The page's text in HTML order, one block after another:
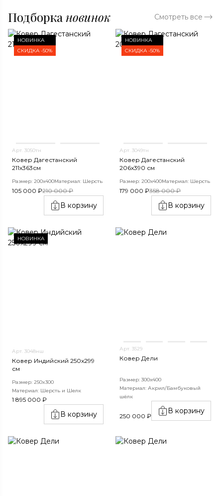
Подборка новинок Смотреть все
НОВИНКА
СКИДКА -50%
Арт. 3050тн
Ковер Дагестанский
211x363см
Размер: 200х400Материал: Шерсть
105 000 ₽210 000 ₽
В корзину
НОВИНКА
СКИДКА -50%
Арт. 3049тн
Ковер Дагестанский
206x390 см
Размер: 200х400Материал: Шерсть
179 000 ₽358 000 ₽
В корзину
НОВИНКА
Арт. 3048нш
Ковер Индийский 250x299
см
Размер: 250x300
Материал: Шерсть и Шелк
1 895 000 ₽
В корзину
Арт. 3529
Ковер Дели
Размер: 300х400
Материал: Акрил/Бамбуковый
шёлк
250 000 ₽
В корзину